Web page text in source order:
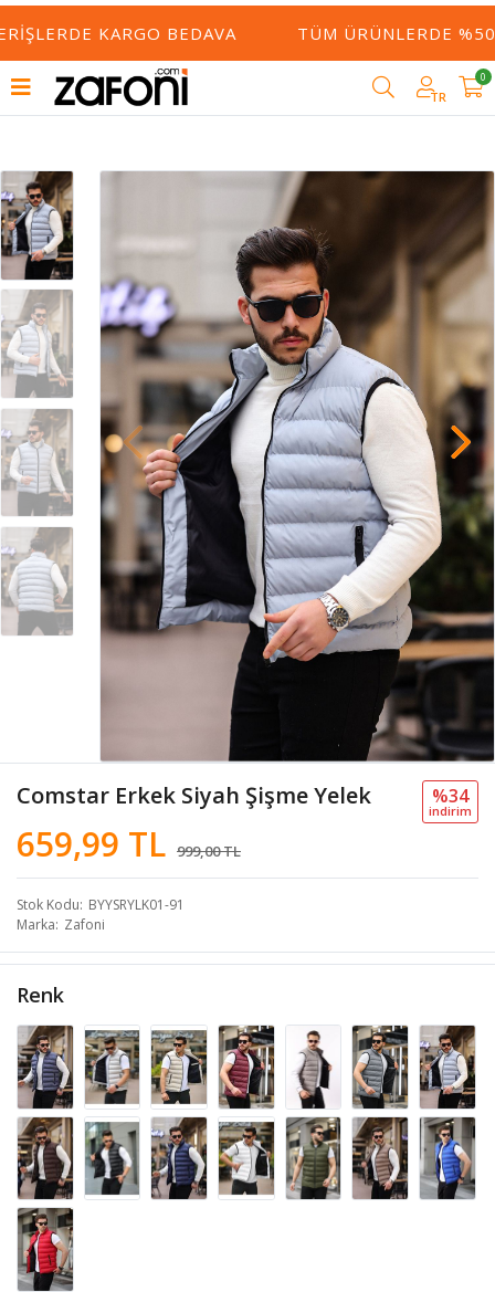
KARGO BEDAVA TÜM ÜRÜNLERDE %50
TR
0
Comstar Erkek Siyah Şişme Yelek
659,99 TL 999,00 TL
%34
i̇ndi̇ri̇m
Stok Kodu BYYSRYLK01-91
Marka Zafoni
Renk